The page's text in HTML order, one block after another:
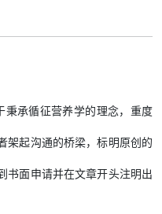
承循征营养学的理念，重度
架起沟通的桥梁，标明原创的
书面申请并在文章开头注明出